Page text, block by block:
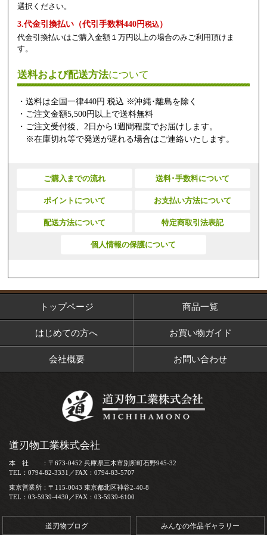
選択ください。
3.代金引換払い（代引手数料440円税込）
代金引換払いはご購入金額１万円以上の場合のみご利用頂けま
す。
送料および配送方法について
・送料は全国一律440円 税込 ※沖縄･離島を除く
・ご注文金額5,500円以上で送料無料
・ご注文受付後、2日から1週間程度でお届けします。
※在庫切れ等で発送が遅れる場合はご連絡いたします。
ご購入までの流れ 送料･手数料について
ポイントについて お支払い方法について
配送方法について 特定商取引法表記
個人情報の保護について
トップページ 商品一覧
はじめての方へ お買い物ガイド
会社概要 お問い合わせ
道刃物工業株式会社
本 社 ：〒673-0452 兵庫県三木市別所町石野945-32
TEL：0794-82-3331／FAX：0794-83-5707
東京営業所：〒115-0043 東京都北区神谷2-40-8
TEL：03-5939-4430／FAX：03-5939-6100
道刃物ブログ みんなの作品ギャラリー